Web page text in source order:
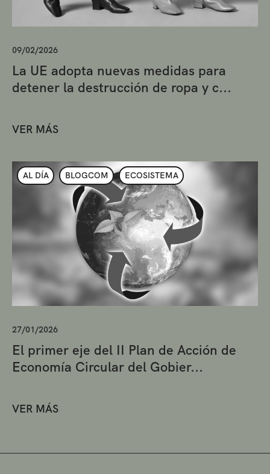
09/02/2026
La UE adopta nuevas medidas para
detener la destrucción de ropa y c...
VER MÁS
AL DÍA BLOGCOM ECOSISTEMA
27/01/2026
El primer eje del II Plan de Acción de
Economía Circular del Gobier...
VER MÁS